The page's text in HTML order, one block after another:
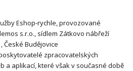
Eshop-rychle, provozované
s.r.o., sídlem Zátkovo nábřeží
České Budějovice
zpracovatelských
a aplikací, které však v současné době